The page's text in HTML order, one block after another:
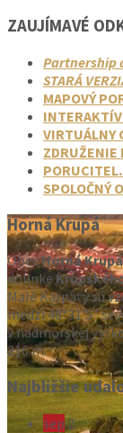
ZAUJÍMAVÉ
Partnership
STARÁ
MAPOVÝ
VIRTUÁLNY
ZDRUŽENIE
SPOLOČNÝ
Horná Krupá
ObecHorná Krupá
dolinke
Malé Karpaty sú
medzi 48°31’5”
v nadmorskej
216 m.
Najbližšie
sep 2